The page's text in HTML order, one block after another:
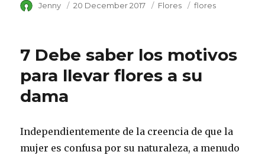
Author
Jenny
Posted
20 December 2017 Category
Flores Tags
flores
7 Debe saber los motivos
para llevar flores a su
dama
Independientemente de la creencia de que la
mujer es confusa por su naturaleza, a menudo